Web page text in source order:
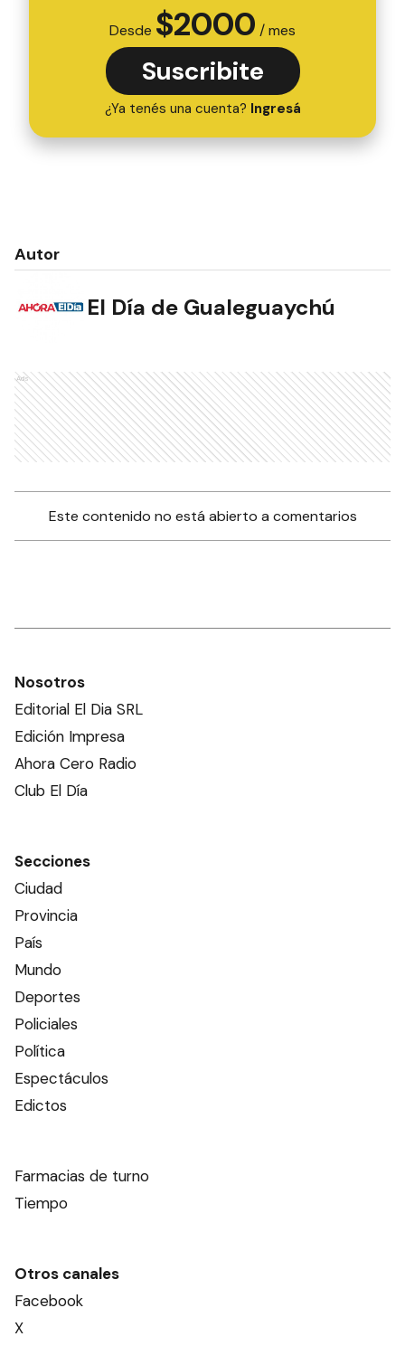
Desde $2000 / mes
Suscribite
¿Ya tenés una cuenta? Ingresá
Autor
El Día de Gualeguaychú
Ads
Este contenido no está abierto a comentarios
Nosotros
Editorial El Dia SRL
Edición Impresa
Ahora Cero Radio
Club El Día
Secciones
Ciudad
Provincia
País
Mundo
Deportes
Policiales
Política
Espectáculos
Edictos
Farmacias de turno
Tiempo
Otros canales
Facebook
X